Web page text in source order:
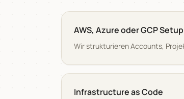
AWS, Azure oder GCP Setup
Wir strukturieren Accounts,
Infrastructure as Code